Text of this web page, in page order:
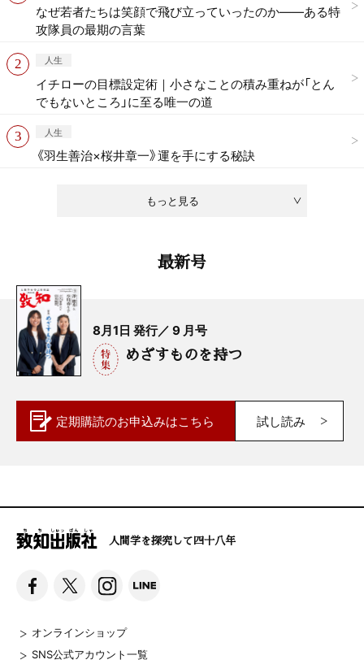
もっと見る
なぜ若者たちは笑顔で飛び立っていったのか——ある特
攻隊員の最期の言葉
人生
イチローの目標設定術｜小さなことの積み重ねが「とん
でもないところ」に至る唯一の道
人生
《羽生善治×桜井章一》運を手にする秘訣
最新号
8月1日 発行／ 9 月号
めざすものを持つ
定期購読のお申込みはこちら 試し読み
人間学を探究して四十八年
オンラインショップ
SNS公式アカウント一覧